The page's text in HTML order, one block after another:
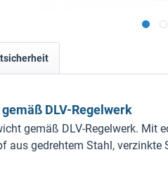
DLV-Regelwerk
gemäß DLV-Regelwerk.
aus gedrehtem Stahl,